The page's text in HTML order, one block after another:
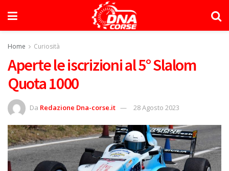
Home Curiosità
Aperte le iscrizioni al 5° Slalom
Quota 1000
Da Redazione Dna-corse.it 28 Agosto 2023